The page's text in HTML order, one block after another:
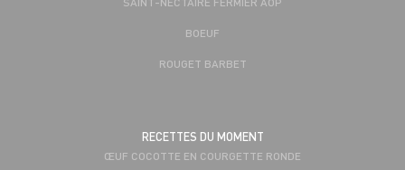
BOEUF
ROUGET BARBET
RECETTES DU MOMENT
ŒUF COCOTTE EN COURGETTE RONDE